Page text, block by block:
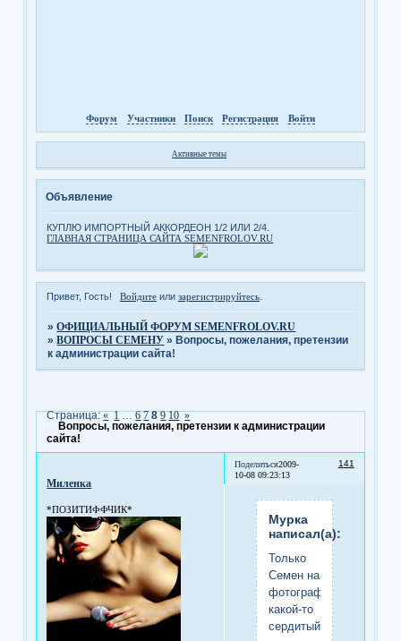
Форум Участники Поиск Регистрация Войти
Активные темы
Объявление
КУПЛЮ ИМПОРТНЫЙ АККОРДЕОН 1/2 ИЛИ 2/4.
ГЛАВНАЯ СТРАНИЦА САЙТА SEMENFROLOV.RU
Привет, Гость! Войдитеили зарегистрируйтесь.
»ОФИЦИАЛЬНЫЙ ФОРУМ SEMENFROLOV.RU
»ВОПРОСЫ СЕМЕНУ » Вопросы, пожелания, претензии
к администрации сайта!
Вопросы, пожелания, претензии к администрации
сайта!
Страница:« 1 … 6 7 8 9 10 »
Поделиться 141
2009-
10-08 09:23:13
Миленка
*ПОЗИТИФФЧИК*
Мурка
написал(а):
Только
Семен на
фотографии
какой-то
сердитый